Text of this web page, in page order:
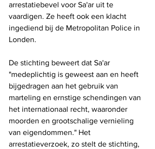
arrestatiebevel voor Sa'ar uit te
vaardigen. Ze heeft ook een klacht
ingediend bij de Metropolitan Police in
Londen.
De stichting beweert dat Sa'ar
"medeplichtig is geweest aan en heeft
bijgedragen aan het gebruik van
marteling en ernstige schendingen van
het internationaal recht, waaronder
moorden en grootschalige vernieling
van eigendommen." Het
arrestatieverzoek, zo stelt de stichting,